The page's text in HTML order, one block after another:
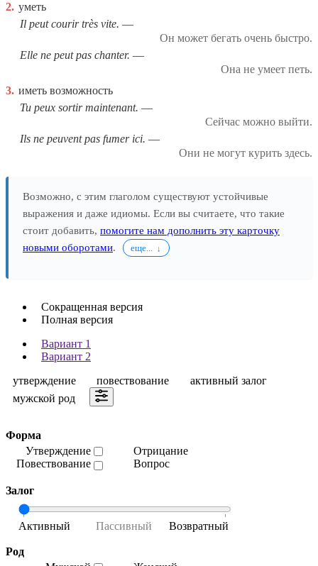
2. уметь
Il peut courir très vite.
Он может бегать очень быстро.
Elle ne peut pas chanter.
Она не умеет петь.
3. иметь возможность
Tu peux sortir maintenant.
Сейчас можно выйти.
Ils ne peuvent pas fumer ici.
Они не могут курить здесь.
Возможно, с этим глаголом существуют устойчивые
выражения и даже идиомы. Если вы считаете, что такие
стоит добавить, помогите нам дополнить эту карточку
новыми оборотами. еще...
Сокращенная версия
Полная версия
Вариант 1
Вариант 2
утверждение
повествование
активный залог
мужской род
Форма
Утверждение
Повествование
Отрицание
Вопрос
Залог
Род